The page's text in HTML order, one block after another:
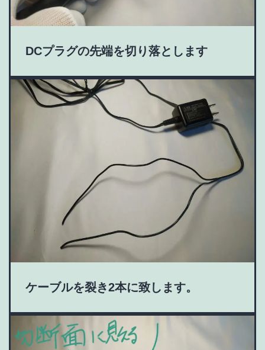
DCプラグの先端を切り落とします
ケーブルを裂き2本に致します。